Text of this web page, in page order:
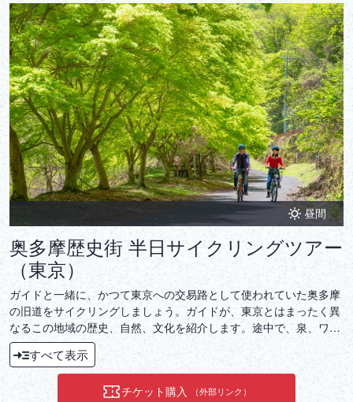
昼間
奥多摩歴史街 半日サイクリングツアー
（東京）
ガイドと一緒に、かつて東京への交易路として使われていた奥多摩
の旧道をサイクリングしましょう。ガイドが、東京とはまったく異
なるこの地域の歴史、自然、文化を紹介します。途中で、泉、ワサ
ビ田、古い神社、山間の村を通り、野生動物に出会うかもしれませ
ん。目的地は、大きな人造湖である奥多摩湖です。ここでは、歴史
的な遺物を展示している小さな博物館を訪れます。その後、町に戻
って地元の温泉に足を浸します。その後、お土産を買うことができ
すべて表示
チケット購入 （外部リンク）